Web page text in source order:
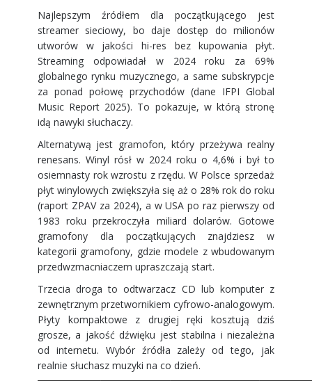
Najlepszym źródłem dla początkującego jest
streamer sieciowy, bo daje dostęp do milionów
utworów w jakości hi-res bez kupowania płyt.
Streaming odpowiadał w 2024 roku za 69%
globalnego rynku muzycznego, a same subskrypcje
za ponad połowę przychodów (dane IFPI Global
Music Report 2025). To pokazuje, w którą stronę
idą nawyki słuchaczy.
Alternatywą jest gramofon, który przeżywa realny
renesans. Winyl rósł w 2024 roku o 4,6% i był to
osiemnasty rok wzrostu z rzędu. W Polsce sprzedaż
płyt winylowych zwiększyła się aż o 28% rok do roku
(raport ZPAV za 2024), a w USA po raz pierwszy od
1983 roku przekroczyła miliard dolarów. Gotowe
gramofony dla początkujących znajdziesz w
kategorii gramofony, gdzie modele z wbudowanym
przedwzmacniaczem upraszczają start.
Trzecia droga to odtwarzacz CD lub komputer z
zewnętrznym przetwornikiem cyfrowo-analogowym.
Płyty kompaktowe z drugiej ręki kosztują dziś
grosze, a jakość dźwięku jest stabilna i niezależna
od internetu. Wybór źródła zależy od tego, jak
realnie słuchasz muzyki na co dzień.